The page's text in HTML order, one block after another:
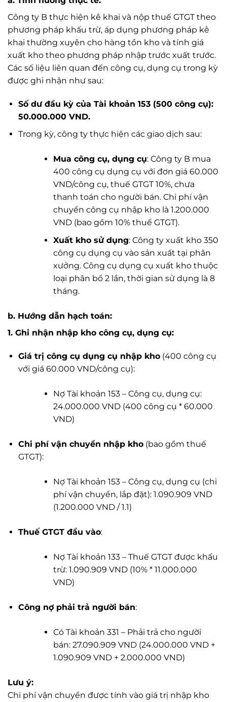
Công ty B thực hiện kê khai và nộp thuế GTGT theo
phương pháp khấu trừ, áp dụng phương pháp kê
khai thường xuyên cho hàng tồn kho và tính giá
xuất kho theo phương pháp nhập trước xuất trước.
Các số liệu liên quan đến công cụ, dụng cụ trong kỳ
được ghi nhận như sau:
Số dư đầu kỳ của Tài khoản 153 (500 công cụ):
50.000.000 VND.
Trong kỳ, công ty thực hiện các giao dịch sau:
Mua công cụ, dụng cụ: Công ty B mua
400 công cụ dụng cụ với đơn giá 60.000
VND/công cụ, thuế GTGT 10%, chưa
thanh toán cho người bán. Chi phí vận
chuyển công cụ nhập kho là 1.200.000
VND (bao gồm 10% thuế GTGT).
Xuất kho sử dụng: Công ty xuất kho 350
công cụ dụng cụ vào sản xuất tại phân
xưởng. Công cụ dụng cụ xuất kho thuộc
loại phân bổ 2 lần, thời gian sử dụng là 8
tháng.
b. Hướng dẫn hạch toán:
1. Ghi nhận nhập kho công cụ, dụng cụ:
Giá trị công cụ dụng cụ nhập kho(400 công cụ
với giá 60.000 VND/công cụ):
Nợ Tài khoản 153 – Công cụ, dụng cụ:
24.000.000 VND (400 công cụ * 60.000
VND)
Chi phí vận chuyển nhập kho(bao gồm thuế
GTGT):
Nợ Tài khoản 153 – Công cụ, dụng cụ (chi
phí vận chuyển, lắp đặt): 1.090.909 VND
(1.200.000 VND / 1.1)
Thuế GTGT đầu vào:
Nợ Tài khoản 133 – Thuế GTGT được khấu
trừ: 1.090.909 VND (10% * 11.000.000
VND)
Công nợ phải trả người bán:
Có Tài khoản 331 – Phải trả cho người
bán: 27.090.909 VND (24.000.000 VND +
1.090.909 VND + 2.000.000 VND)
Lưu ý:
Chi phí vận chuyển được tính vào giá trị nhập kho